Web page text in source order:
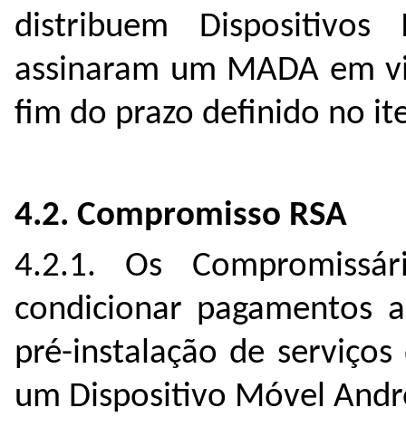
distribuem
assinaram um MADA em
fim do prazo definido no
4.2. Compromisso RSA
4.2.1. Os
condicionar pagamentos
pré-instalação de
um Dispositivo Móvel